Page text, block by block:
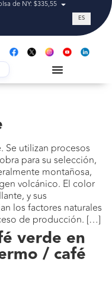
de NY: $335,55 Tasa de
ES
Se utilizan procesos
para su selección,
montañosa,
volcánico. El color
y sus
los factores naturales
de producción. […]
verde en
/ café